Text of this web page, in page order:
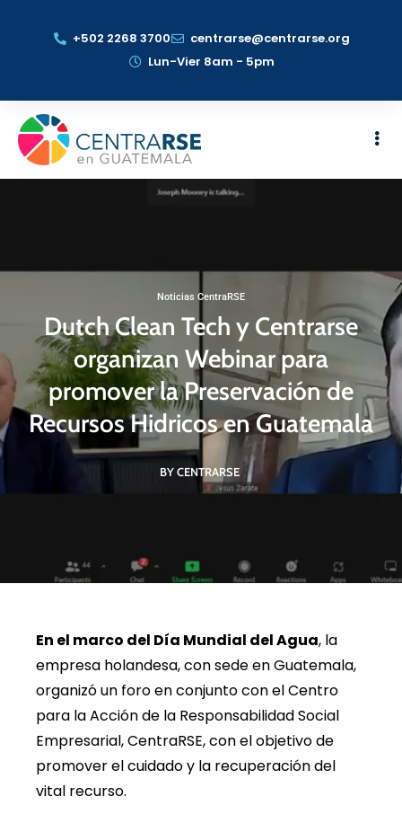
+502 2268 3700
centrarse@centrarse.org
Lun-Vier 8am - 5pm
Noticias CentraRSE
Dutch Clean Tech y Centrarse
organizan Webinar para
promover la Preservación de
Recursos Hidricos en Guatemala
BY CENTRARSE
En el marco del Día Mundial del Agua, la
empresa holandesa, con sede en Guatemala,
organizó un foro en conjunto con el Centro
para la Acción de la Responsabilidad Social
Empresarial, CentraRSE, con el objetivo de
promover el cuidado y la recuperación del
vital recurso.